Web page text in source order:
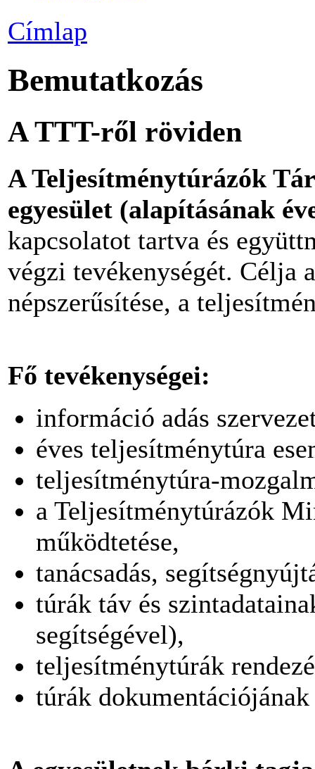
Címlap
Bemutatkozás
A TTT-ről röviden
A Teljesítménytúrázók
egyesület (alapításának
kapcsolatot tartva és
végzi tevékenységét. Célja
népszerűsítése, a
Fő tevékenységei:
információ adás
éves teljesítménytúra
teljesítménytúra-
a Teljesítménytúrázók
működtetése,
tanácsadás,
túrák táv és
segítségével),
teljesítménytúrák
túrák